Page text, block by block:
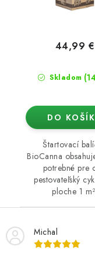
Skladom
44,99 €
DO
Štartovací
BioCanna
potrebné pre
pestovateľský
ploche 1
Michal